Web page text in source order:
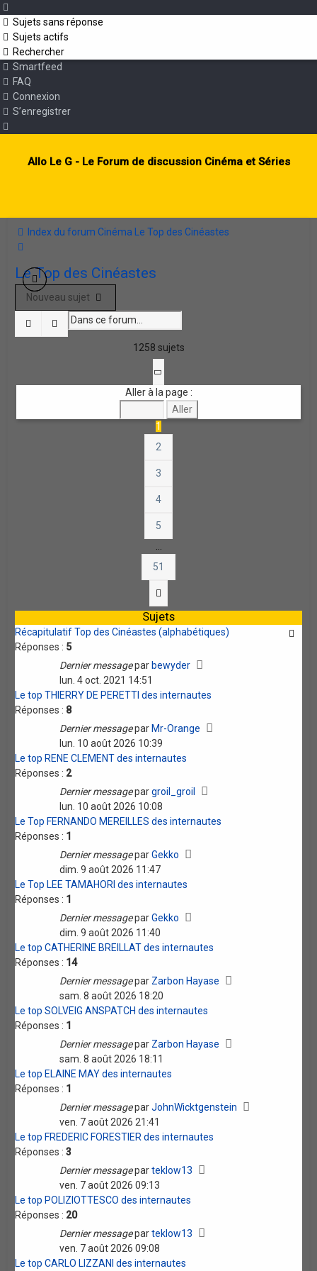
Sujets sans réponse
Sujets actifs
Rechercher
Smartfeed
FAQ
Connexion
S’enregistrer
Allo Le G - Le Forum de discussion Cinéma et Séries
Index du forum Cinéma
Le Top des Cinéastes
Le Top des Cinéastes
Nouveau sujet
RechercherRecherche avancée
1258 sujets
Page
Aller à la page :
1
2
3
4
5
51
Sujets
Récapitulatif Top des Cinéastes (alphabétiques)
Réponses : 5
Dernier messageparbewyder
lun. 4 oct. 2021 14:51
Le top THIERRY DE PERETTI des internautes
Réponses : 8
Dernier messageparMr-Orange
lun. 10 août 2026 10:39
Le top RENE CLEMENT des internautes
Réponses : 2
Dernier messagepargroil_groil
lun. 10 août 2026 10:08
Le Top FERNANDO MEREILLES des internautes
Réponses : 1
Dernier messageparGekko
dim. 9 août 2026 11:47
Le Top LEE TAMAHORI des internautes
Réponses : 1
Dernier messageparGekko
dim. 9 août 2026 11:40
Le top CATHERINE BREILLAT des internautes
Réponses : 14
Dernier messagepar Zarbon Hayase
sam. 8 août 2026 18:20
Le top SOLVEIG ANSPATCH des internautes
Réponses : 1
Dernier messagepar Zarbon Hayase
sam. 8 août 2026 18:11
Le top ELAINE MAY des internautes
Réponses : 1
Dernier messageparJohnWicktgenstein
ven. 7 août 2026 21:41
Le top FREDERIC FORESTIER des internautes
Réponses :3
Dernier messageparteklow13
ven. 7 août 2026 09:13
Le top POLIZIOTTESCO des internautes
Réponses : 20
Dernier messageparteklow13
ven. 7 août 2026 09:08
Le top CARLO LIZZANI des internautes